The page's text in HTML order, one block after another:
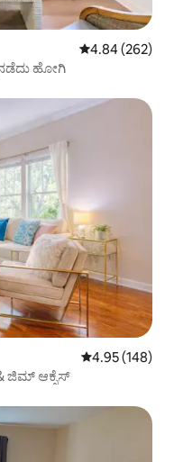
5 ರಲ್ಲಿ 4.84
4.84 (262)
ಹೋಗಿ
5 ರಲ್ಲಿ 4.95
4.95 (148)
ಜಿಮ್ ಆಕ್ಸೆಸ್